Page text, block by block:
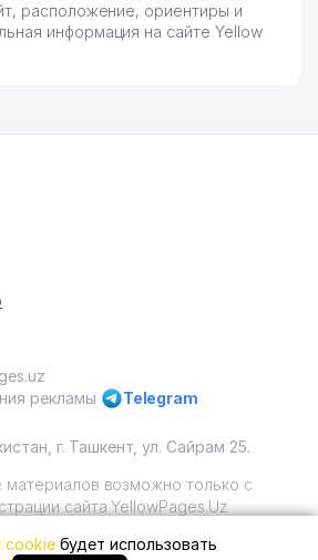
расположение, ориентиры и
информация на сайте Yellow
рекламы
Telegram
г. Ташкент, ул. Сайрам 25.
возможно только с
сайта YellowPages.Uz
Uzbekistan, 2009 - 2026 / ООО
cookieбудет использовать